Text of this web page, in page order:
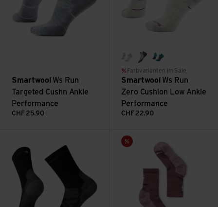
Smartwool Ws Run
Targeted Cushn Ankle
Performance
CHF 25.90
ash medium gray
twilight blue
Farbvarianten im Sale
Smartwool Ws Run
Zero Cushion Low Ankle
Performance
CHF 22.90
Performance Hike Full Cushion Crew ansehen
Sale
Kid's Hike Light Cushion Crew